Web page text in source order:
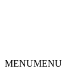
MENUMENU